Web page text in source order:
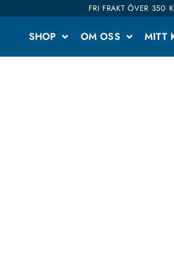
FRI FRAKT ÖVER 350
SHOP OM OSS MITT